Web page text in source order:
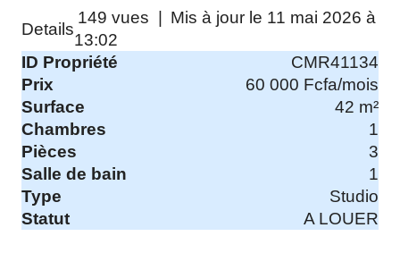
Details
149 vues |
Mis à jour le 11 mai 2026 à
13:02
ID Propriété
CMR41134
Prix
60 000 Fcfa/mois
Surface
42 m²
Chambres
1
Pièces
3
Salle de bain
1
Type
Studio
Statut
A LOUER